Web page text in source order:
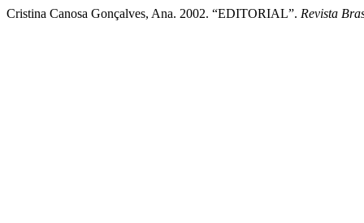
Cristina Canosa Gonçalves, Ana. 2002. “EDITORIAL”. Revista